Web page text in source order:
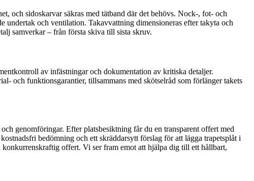
och sidoskarvar säkras med tätband där det behövs. Nock-, fot- och
undertak och ventilation. Takavvattning dimensioneras efter takyta och
samverkar – från första skiva till sista skruv.
av infästningar och dokumentation av kritiska detaljer.
och funktionsgarantier, tillsammans med skötselråd som förlänger takets
genomföringar. Efter platsbesiktning får du en transparent offert med
bedömning och ett skräddarsytt förslag för att lägga trapetsplåt i
offert. Vi ser fram emot att hjälpa dig till ett hållbart,